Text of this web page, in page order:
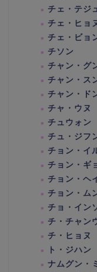
チェ・テジ
チェ・ヒョ
チェ・ビョ
チソン
チャン・グ
チャン・ス
チャン・ド
チャ・ウヌ
チュウォン
チュ・ジフ
チョン・イ
チョン・ギ
チョン・ヘ
チョン・ム
チョ・イン
チ・チャン
チ・ヒョヌ
ト・ジハン
ナムグン・